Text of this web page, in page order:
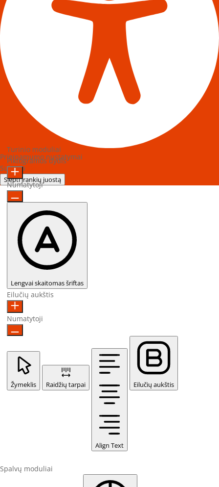
Prieinamumo nustatymai
Sukurta
Slėpti įrankių juostą
Turinio moduliai
Piktogramos dydis
Numatytoji
Lengvai skaitomas šriftas
Eilučių aukštis
Numatytoji
Žymeklis Raidžių tarpai
Align Text
Eilučių aukštis
Spalvų moduliai